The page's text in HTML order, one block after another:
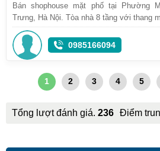
Bán shophouse mặt phố tại Phường
Trưng, Hà Nội. Tòa nhà 8 tầng với thang
0985166094
1 2 3 4 5
Tổng lượt đánh giá. 236 Điểm